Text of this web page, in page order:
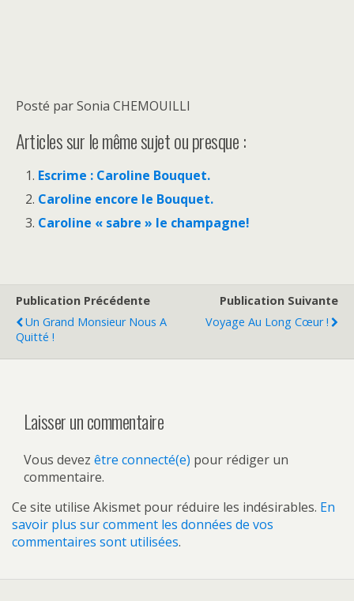
Posté par Sonia CHEMOUILLI
Articles sur le même sujet ou presque :
Escrime : Caroline Bouquet.
Caroline encore le Bouquet.
Caroline « sabre » le champagne!
Publication Précédente
Un Grand Monsieur Nous A
Quitté !
Publication Suivante
Voyage Au Long Cœur !
Laisser un commentaire
Vous devez être connecté(e) pour rédiger un
commentaire.
Ce site utilise Akismet pour réduire les indésirables. En
savoir plus sur comment les données de vos
commentaires sont utilisées.